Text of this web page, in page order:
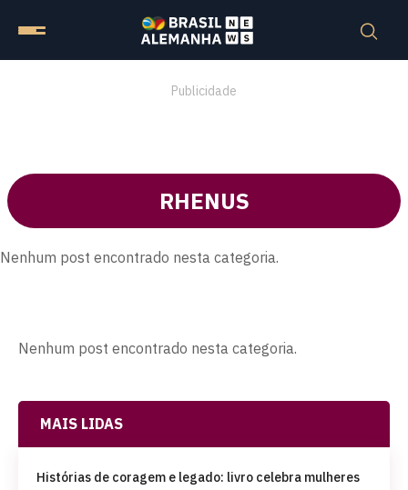
Publicidade
RHENUS
Nenhum post encontrado nesta categoria.
Nenhum post encontrado nesta categoria.
MAIS LIDAS
Histórias de coragem e legado: livro celebra mulheres